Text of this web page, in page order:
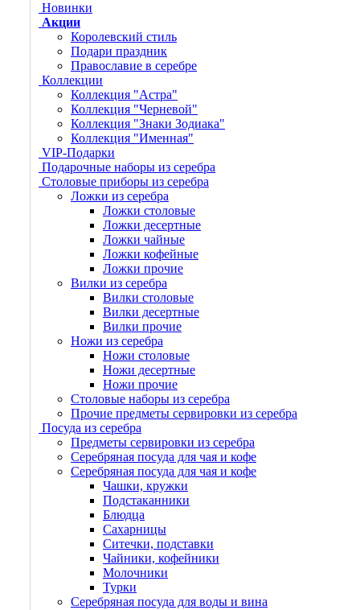
Новинки
Акции
Королевский стиль
Подари праздник
Православие в серебре
Коллекции
Коллекция "Астра"
Коллекция "Черневой"
Коллекция "Знаки Зодиака"
Коллекция "Именная"
VIP-Подарки
Подарочные наборы из серебра
Столовые приборы из серебра
Ложки из серебра
Ложки столовые
Ложки десертные
Ложки чайные
Ложки кофейные
Ложки прочие
Вилки из серебра
Вилки столовые
Вилки десертные
Вилки прочие
Ножи из серебра
Ножи столовые
Ножи десертные
Ножи прочие
Столовые наборы из серебра
Прочие предметы сервировки из серебра
Посуда из серебра
Предметы сервировки из серебра
Серебряная посуда для чая и кофе
Серебряная посуда для чая и кофе
Чашки, кружки
Подстаканники
Блюдца
Сахарницы
Ситечки, подставки
Чайники, кофейники
Молочники
Турки
Серебряная посуда для воды и вина